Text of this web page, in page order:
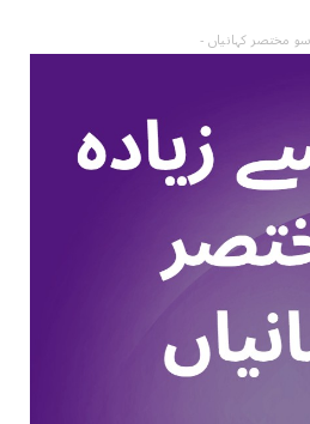
مختصر کہانیاں -